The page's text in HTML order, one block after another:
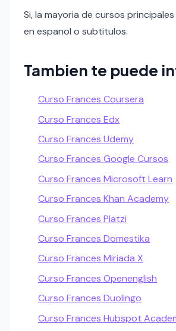
Si, la mayoria de cursos
en espanol o subtitulos.
Tambien te puede
Curso Frances Coursera
Curso Frances Edx
Curso Frances Udemy
Curso Frances Google Cursos
Curso Frances Microsoft Learn
Curso Frances Khan Academy
Curso Frances Platzi
Curso Frances Domestika
Curso Frances Miriada X
Curso Frances Openenglish
Curso Frances Duolingo
Curso Frances Hubspot